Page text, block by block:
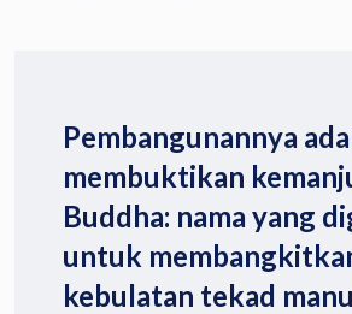
Pembangunannya
membuktikan
Buddha: nama yang
untuk
kebulatan tekad